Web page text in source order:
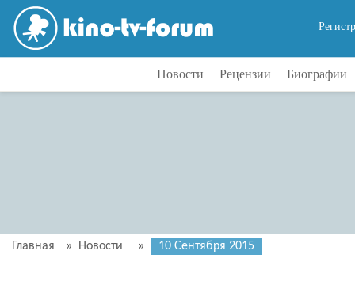
Новости Рецензии Биографии
Главная » Новости » 10 Сентября 2015